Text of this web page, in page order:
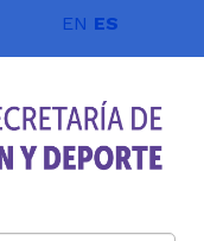
EN ES